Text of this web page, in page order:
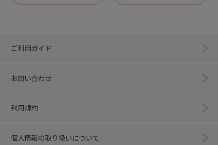
ご利用ガイド
お問い合わせ
利用規約
個人情報の取り扱いについて